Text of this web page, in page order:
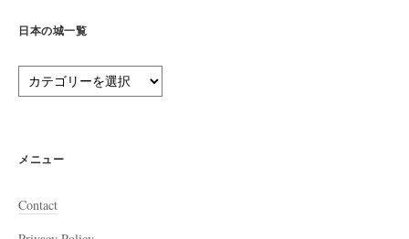
日本の城一覧
本
一
メニュー
Contact